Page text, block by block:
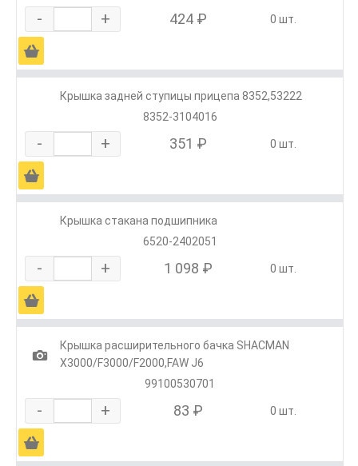
- + 424 ₽ 0 шт.
Ä
Крышка задней ступицы прицепа 8352,53222
8352-3104016
- + 351 ₽ 0 шт.
Ä
Крышка стакана подшипника
6520-2402051
- + 1 098 ₽ 0 шт.
Ä
1
Крышка расширительного бачка SHACMAN
X3000/F3000/F2000,FAW J6
99100530701
- + 83 ₽ 0 шт.
Ä